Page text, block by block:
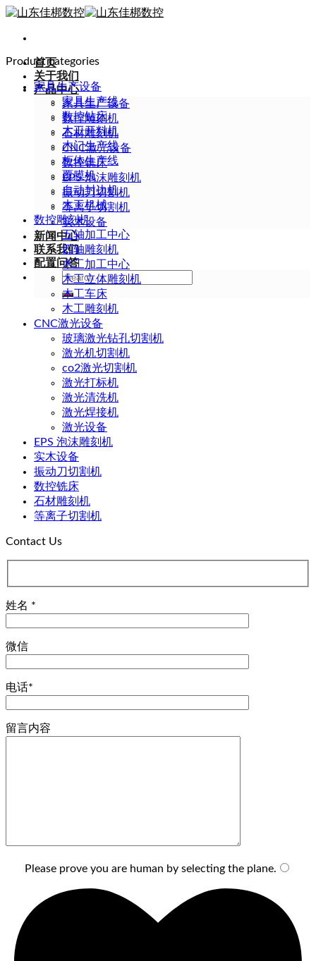
Skip
content
首页
关于我们
产品中心
家具生产设备
数控雕刻机
石材雕刻机
CNC激光设备
数控铣床
EPS 泡沫雕刻机
振动刀切割机
等离子切割机
实木设备
新闻中心
联系我们
配置问答
Search
for:
Product categories
家具生产设备
家具生产线
数控钻床
木工开料机
木门生产线
柜体生产线
覆膜机
自动封边机
木工机械
数控雕刻机
五轴加工中心
四轴雕刻机
木工加工中心
木工立体雕刻机
木工车床
木工雕刻机
CNC激光设备
玻璃激光钻孔切割机
激光机切割机
co2激光切割机
激光打标机
激光清洗机
激光焊接机
激光设备
EPS 泡沫雕刻机
实木设备
振动刀切割机
数控铣床
石材雕刻机
等离子切割机
Contact Us
姓名 *
微信
电话*
留言内容
Please prove you are human by selecting the plane.